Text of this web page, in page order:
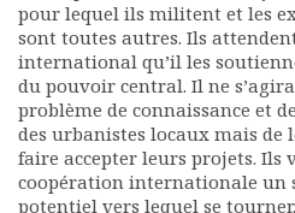
pour lequel ils militent et les
sont toutes autres. Ils
international qu’il les
du pouvoir central. Il ne
problème de connaissance et
des urbanistes locaux mais de
faire accepter leurs projets. Ils
coopération internationale un
potentiel vers lequel se